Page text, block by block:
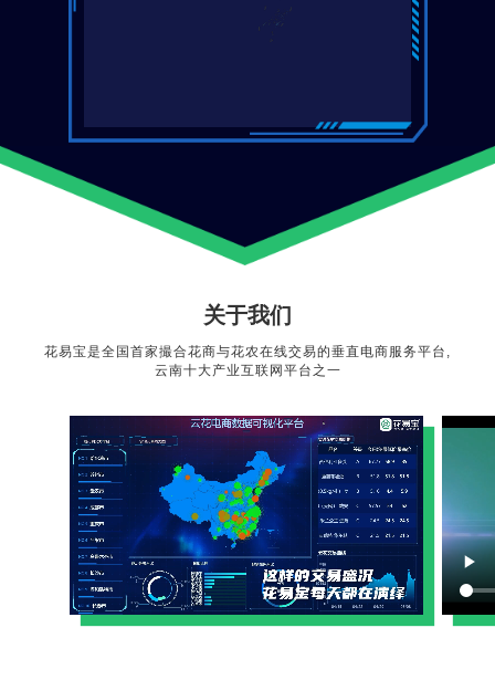
关于我们
花易宝是全国首家撮合花商与花农在线交易的垂直电商服务平台,
云南十大产业互联网平台之一